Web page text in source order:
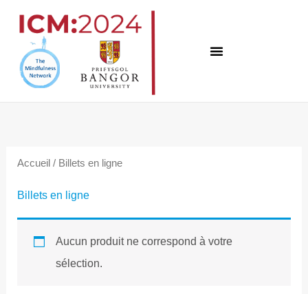
content
Accueil / Billets en ligne
Billets en ligne
Aucun produit ne correspond à votre
sélection.